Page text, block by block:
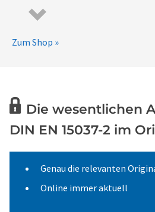
Zum Shop »
Die wesentlichen
DIN EN 15037-2 im
Genau die relevanten
Online immer aktuell